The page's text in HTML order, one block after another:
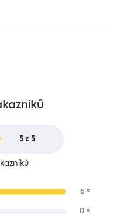
5 z 5
6 ×
0 ×